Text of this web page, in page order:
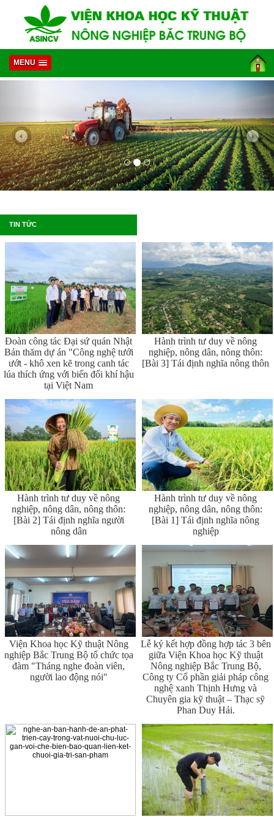
MENU
TIN TỨC
Đoàn công tác Đại sứ quán Nhật
Bản thăm dự án "Công nghệ tưới
ướt - khô xen kẽ trong canh tác
lúa thích ứng với biến đổi khí hậu
tại Việt Nam
Hành trình tư duy về nông
nghiệp, nông dân, nông thôn:
[Bài 3] Tái định nghĩa nông thôn
Hành trình tư duy về nông
nghiệp, nông dân, nông thôn:
[Bài 2] Tái định nghĩa người
nông dân
Hành trình tư duy về nông
nghiệp, nông dân, nông thôn:
[Bài 1] Tái định nghĩa nông
nghiệp
Viện Khoa học Kỹ thuật Nông
nghiệp Bắc Trung Bộ tổ chức tọa
đàm "Tháng nghe đoàn viên,
người lao động nói"
Lễ ký kết hợp đồng hợp tác 3 bên
giữa Viện Khoa học Kỹ thuật
Nông nghiệp Bắc Trung Bộ,
Công ty Cổ phần giải pháp công
nghệ xanh Thịnh Hưng và
Chuyên gia kỹ thuật – Thạc sỹ
Phan Duy Hải.